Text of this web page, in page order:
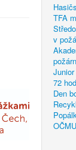
TFA
v
72
Den
OČMU